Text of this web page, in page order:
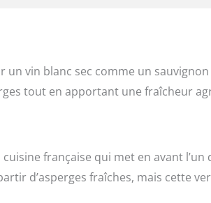
vin blanc sec comme un
tout en apportant une fraîcheur
française qui met en avant
d’asperges fraîches, mais cette